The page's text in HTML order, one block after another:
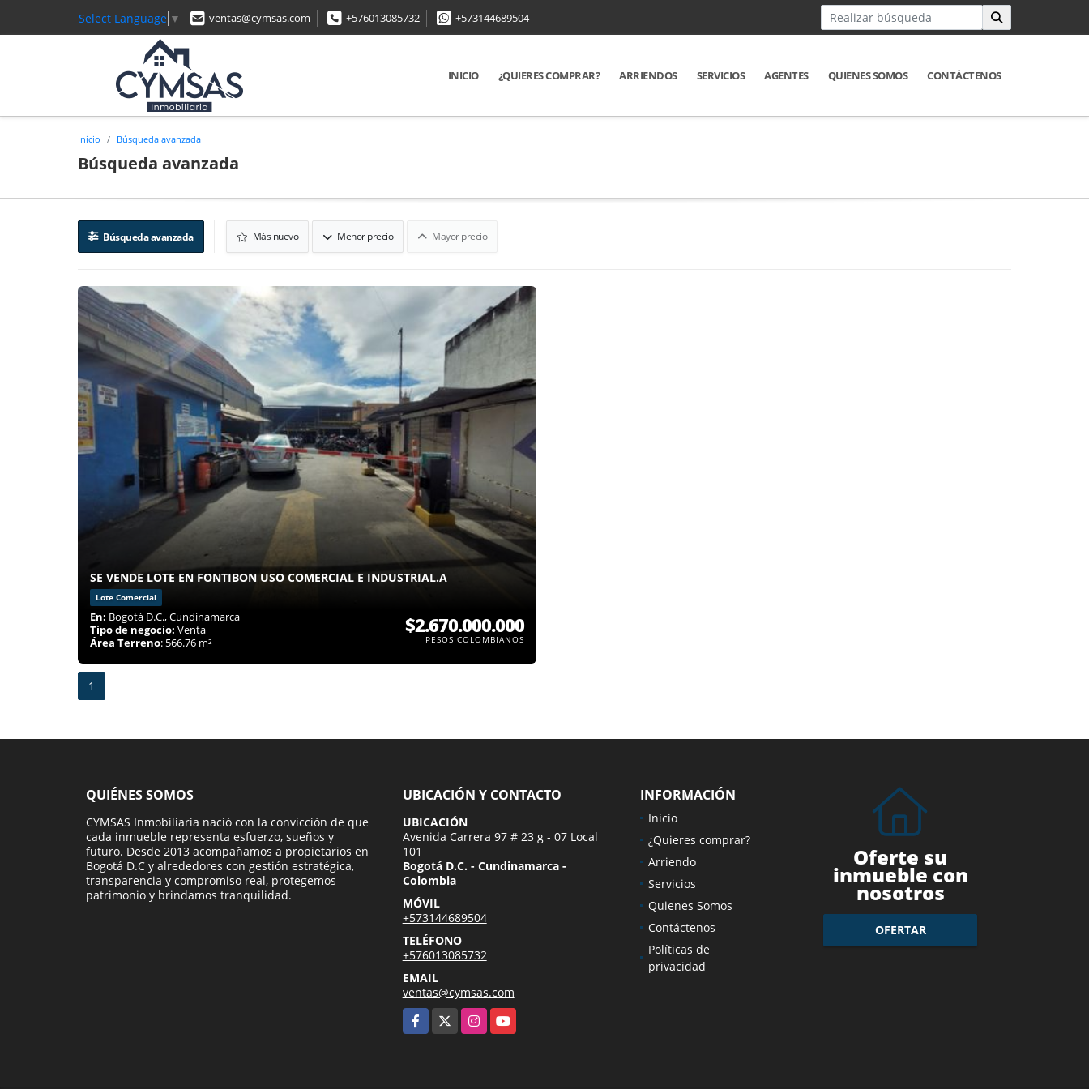
Select Language ▼ ventas@cymsas.com +576013085732 +573144689504
INICIO ¿QUIERES COMPRAR? ARRIENDOS SERVICIOS AGENTES QUIENES SOMOS CONTÁCTENOS
Inicio Búsqueda avanzada
Búsqueda avanzada
Búsqueda avanzada Más nuevo Menor precio Mayor precio
SE VENDE LOTE EN FONTIBON USO COMERCIAL E INDUSTRIAL.A
Lote Comercial
En: Bogotá D.C., Cundinamarca
Tipo de negocio: Venta
Área Terreno: 566.76 m²
$2.670.000.000
PESOS COLOMBIANOS
1
QUIÉNES SOMOS
CYMSAS Inmobiliaria nació con la convicción de que
cada inmueble representa esfuerzo, sueños y
futuro. Desde 2013 acompañamos a propietarios en
Bogotá D.C y alrededores con gestión estratégica,
transparencia y compromiso real, protegemos
patrimonio y brindamos tranquilidad.
UBICACIÓN Y CONTACTO
UBICACIÓN
Avenida Carrera 97 # 23 g - 07 Local
101
Bogotá D.C. - Cundinamarca -
Colombia
MÓVIL
+573144689504
TELÉFONO
+576013085732
EMAIL
ventas@cymsas.com
Facebook
InstagramYouTube
INFORMACIÓN
Inicio
¿Quieres comprar?
Arriendo
Servicios
Quienes Somos
Contáctenos
Políticas de
privacidad
Oferte su
inmueble con
nosotros
OFERTAR